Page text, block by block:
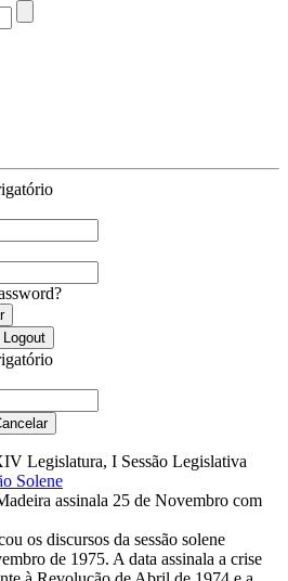
Legislatura, I Sessão Legislativa
Solene
assinala 25 de Novembro com
os discursos da sessão solene
de 1975. A data assinala a crise